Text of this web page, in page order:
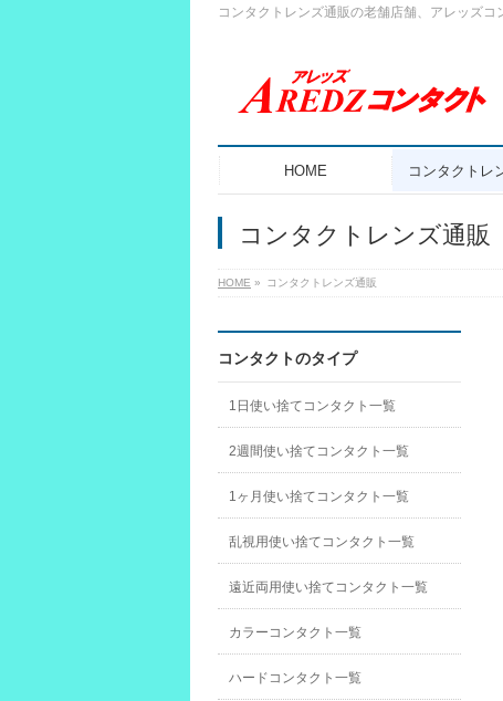
コンタクトレンズ通販の老舗店舗、アレッズ
HOME コンタクトレ
コンタクトレンズ通販
HOME » コンタクトレンズ通販
コンタクトのタイプ
1日使い捨てコンタクト一覧
2週間使い捨てコンタクト一覧
1ヶ月使い捨てコンタクト一覧
乱視用使い捨てコンタクト一覧
遠近両用使い捨てコンタクト一覧
カラーコンタクト一覧
ハードコンタクト一覧